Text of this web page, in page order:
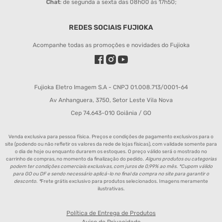
Chat: de segunda a sexta das 08h00 às 17h50;
REDES SOCIAIS FUJIOKA
Acompanhe todas as promoções e novidades do Fujioka
Fujioka Eletro Imagem S.A - CNPJ 01.008.713/0001-64
Av Anhanguera, 3750, Setor Leste Vila Nova
Cep 74.643-010 Goiânia / GO
Venda exclusiva para pessoa física. Preços e condições de pagamento exclusivos para o
site (podendo ou não refletir os valores da rede de lojas físicas), com validade somente para
o dia de hoje ou enquanto durarem os estoques. O preço válido será o mostrado no
carrinho de compras, no momento da finalização do pedido. Alguns produtos ou categorias
podem ter condições comerciais exclusivas, com juros de 0,99% ao mês. *Cupom válido
para GO ou DF e sendo necessário aplicá-lo no final da compra no site para garantir o
desconto. *Frete grátis exclusivo para produtos selecionados. Imagens meramente
ilustrativas.
Política de Entrega de Produtos